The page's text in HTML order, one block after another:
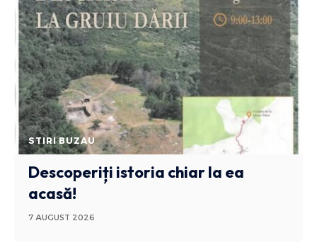
STIRI BUZAU
Descoperiți istoria chiar la ea
acasă!
7 AUGUST 2026